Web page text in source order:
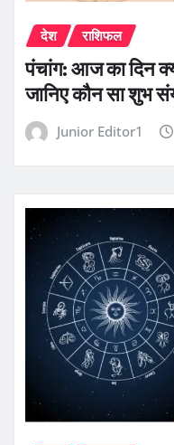
देश राशिफल
पंचांग: आज का दिन
जानिए कौन सा शुभ
Junior Editor1